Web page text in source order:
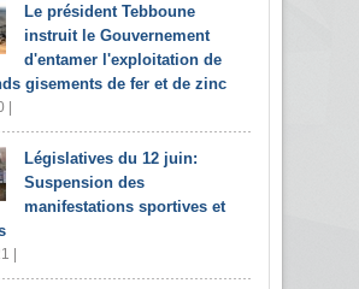
Le président Tebboune
instruit le Gouvernement
d'entamer l'exploitation de
gisements de fer et de zinc
|
Législatives du 12 juin:
Suspension des
manifestations sportives et
|